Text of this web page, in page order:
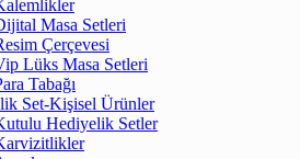
Masa Setleri
Çerçevesi
Lüks Masa Setleri
Tabağı
Set-Kişisel Ürünler
Hediyelik Setler